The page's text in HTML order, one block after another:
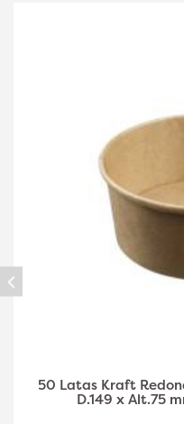
50 Ensaladeras de
2250 ml D. 26 x A. 9
Versátil